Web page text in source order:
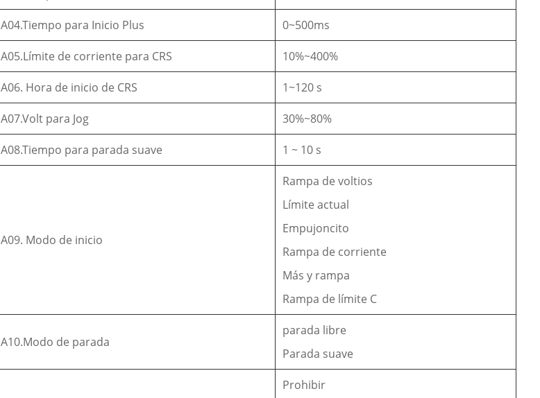
A04.Tiempo para Inicio Plus 0~500ms
A05.Límite de corriente para CRS 10%~400%
A06. Hora de inicio de CRS 1~120 s
A07.Volt para Jog 30%~80%
A08.Tiempo para parada suave 1 ~ 10 s
A09. Modo de inicio
Rampa de voltios
Límite actual
Empujoncito
Rampa de corriente
Más y rampa
Rampa de límite C
A10.Modo de parada
parada libre
Parada suave
Prohibir